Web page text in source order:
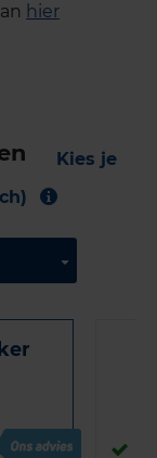
hier
Kies je